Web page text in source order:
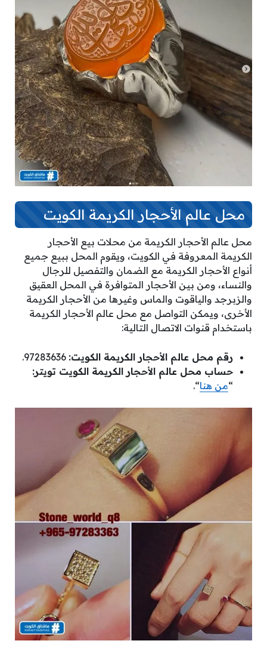
محل عالم الأحجار الكريمة الكويت
محل عالم الأحجار الكريمة من محلات بيع الأحجار
الكريمة المعروفة في الكويت، ويقوم المحل ببيع جميع
أنواع الأحجار الكريمة مع الضمان والتفصيل للرجال
والنساء، ومن بين الأحجار المتوافرة في المحل العقيق
والزبرجد والياقوت والماس وغيرها من الأحجار الكريمة
الأخرى، ويمكن التواصل مع محل عالم الأحجار الكريمة
باستخدام قنوات الاتصال التالية:
رقم محل عالم الأحجار الكريمة الكويت:
حساب محل عالم الأحجار الكريمة الكويت تويتر:
“من هنا“.